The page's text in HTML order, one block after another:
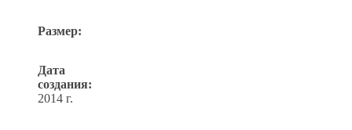
Размер:
Дата
создания:
2014 г.